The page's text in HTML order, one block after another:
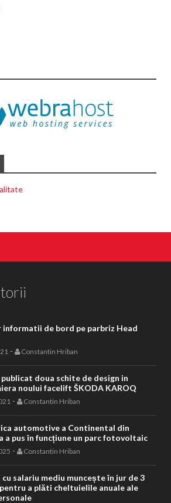
de bord pe parbriz Head
- Constantin Hriban
publicat doua schite de design in
noului facelift ŠKODA KAROQ
- Constantin Hriban
automotive a Continental din
a pus în funcțiune un parc fotovoltaic
- Constantin Hriban
cu salariu mediu muncește în jur de 3
a plăti cheltuielile anuale ale